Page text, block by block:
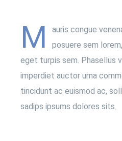
M
auris congue
posuere sem
eget turpis sem. Phasellus
imperdiet auctor urna
tincidunt ac euismod ac,
sadips ipsums dolores sits.